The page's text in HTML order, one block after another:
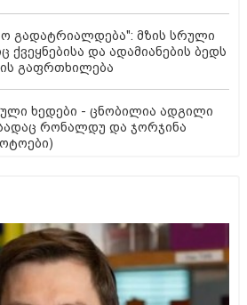
გადატრიალდება": მზის სრული
და ადამიანების ბედს
გაფრთხილება
ხედები - ცნობილია ადგილი
რონალდუ და ჯორჯინა